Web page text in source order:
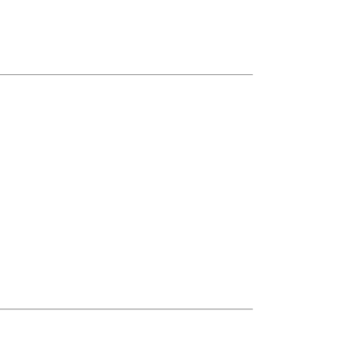
familiebedrijf. Een vertrouwde